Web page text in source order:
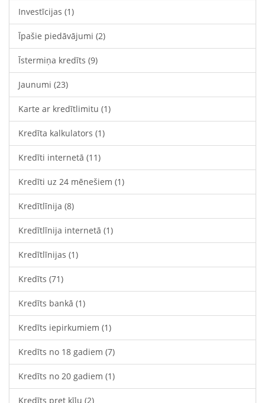
Investīcijas (1)
Īpašie piedāvājumi (2)
Īstermiņa kredīts (9)
Jaunumi (23)
Karte ar kredītlimitu (1)
Kredīta kalkulators (1)
Kredīti internetā (11)
Kredīti uz 24 mēnešiem (1)
Kredītlīnija (8)
Kredītlīnija internetā (1)
Kredītlīnijas (1)
Kredīts (71)
Kredīts bankā (1)
Kredīts iepirkumiem (1)
Kredīts no 18 gadiem (7)
Kredīts no 20 gadiem (1)
Kredīts pret ķīlu (2)